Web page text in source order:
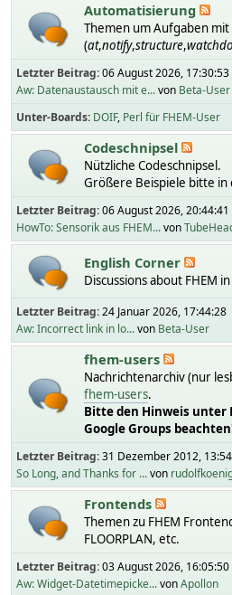
Automatisierung
Themen um Aufgaben
(at,notify,structure,
Letzter Beitrag:06 August 2026, 17:30:53
Aw: Datenaustausch mit e...von Beta-User
Unter-Boards DOIF Perl für FHEM-User
Codeschnipsel
Nützliche Codeschnipsel.
Größere Beispiele bitte in
Letzter Beitrag:06 August 2026, 20:44:41
HowTo: Sensorik aus FHEM...von
English Corner
Discussions about FHEM
Letzter Beitrag:24 Januar 2026, 17:44:28
Aw: Incorrect link in lo...von Beta-User
fhem-users
Nachrichtenarchiv (nur
fhem-users.
Bitte den Hinweis unter
Google Groups
Letzter Beitrag:31 Dezember 2012,
So Long, and Thanks for ...von
Frontends
Themen zu FHEM
FLOORPLAN, etc.
Letzter Beitrag:03 August 2026, 16:05:50
Aw: Widget-Datetimepicke...vonApollon